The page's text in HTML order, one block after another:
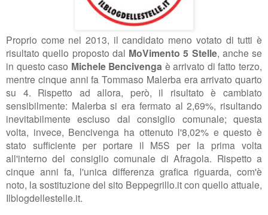
Proprio come nel 2013, il candidato meno votato di tutti è
risultato quello proposto dal MoVimento 5 Stelle, anche se
in questo caso Michele Bencivenga è arrivato di fatto terzo,
mentre cinque anni fa Tommaso Malerba era arrivato quarto
su 4. Rispetto ad allora, però, il risultato è cambiato
sensibilmente: Malerba si era fermato al 2,69%, risultando
inevitabilmente escluso dal consiglio comunale; questa
volta, invece, Bencivenga ha ottenuto l'8,02% e questo è
stato sufficiente per portare il M5S per la prima volta
all'interno del consiglio comunale di Afragola. Rispetto a
cinque anni fa, l'unica differenza grafica riguarda, com'è
noto, la sostituzione del sito Beppegrillo.it con quello attuale,
Ilblogdellestelle.it.